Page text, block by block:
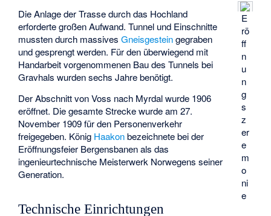
E
rö
ff
n
u
n
g
s
z
er
e
m
o
ni
e
Die Anlage der Trasse durch das Hochland
erforderte großen Aufwand. Tunnel und Einschnitte
mussten durch massivesGneisgesteingegraben
und gesprengt werden. Für den überwiegend mit
Handarbeit vorgenommenen Bau des Tunnels bei
Gravhals wurden sechs Jahre benötigt.
Der Abschnitt von Voss nach Myrdal wurde 1906
eröffnet. Die gesamte Strecke wurde am 27.
November 1909 für den Personenverkehr
freigegeben. König Haakonbezeichnete bei der
Eröffnungsfeier Bergensbanen als das
ingenieurtechnische Meisterwerk Norwegens seiner
Generation.
Technische Einrichtungen